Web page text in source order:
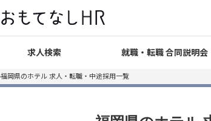
求人検索 就職・転職 合同説明会
福岡県のホテル 求人・転職・中途採用一覧